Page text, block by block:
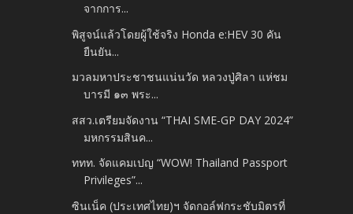
จากการ...
พิสูจน์แล้วโดยผู้ใช้จริง Honda e:HEV 30 คัน
ยืนยัน...
มวลมหาประชาชนแน่นวัด หลวงปู่ศิลา แห่ชม
บารมี ๑๓ พระ...
สสว.เตรียมจัดงาน “THAI SME-GP DAY 2024”
มหกรรมสินค...
ททท. จัดแคมเปญ “WOW! Thailand Passport
Privileges”...
ซินเน็ค (ประเทศไทย)ฯ จัดกอล์ฟกระชับมิตรที่